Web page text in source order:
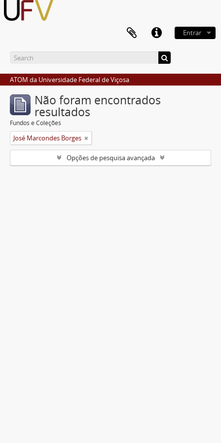
Entrar
ATOM da Universidade Federal de Viçosa
Não foram encontrados
resultados
Fundos e Coleções
José Marcondes Borges
Opções de pesquisa avançada